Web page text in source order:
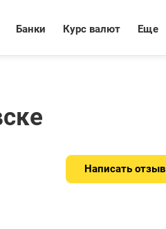
Банки Курс валют Еще
Написать отзыв